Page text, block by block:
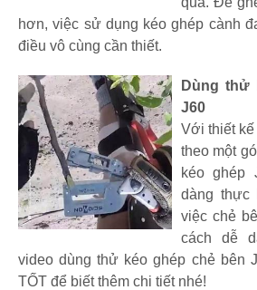
hơn, việc sử dụng kéo ghép cành
điều vô cùng cần thiết.
Dùng thử
J60
Với thiết
theo một
kéo ghép
dàng thực
việc chẻ
cách dễ
video dùng thử kéo ghép chẻ bên
TỐT để biết thêm chi tiết nhé!